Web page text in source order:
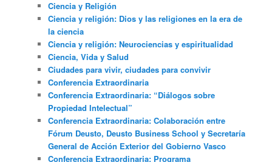
Ciencia y Religión
Ciencia y religión: Dios y las religiones en la era de
la ciencia
Ciencia y religión: Neurociencias y espiritualidad
Ciencia, Vida y Salud
Ciudades para vivir, ciudades para convivir
Conferencia Extraordinaria
Conferencia Extraordinaria: “Diálogos sobre
Propiedad Intelectual”
Conferencia Extraordinaria: Colaboración entre
Fórum Deusto, Deusto Business School y Secretaría
General de Acción Exterior del Gobierno Vasco
Conferencia Extraordinaria: Programa